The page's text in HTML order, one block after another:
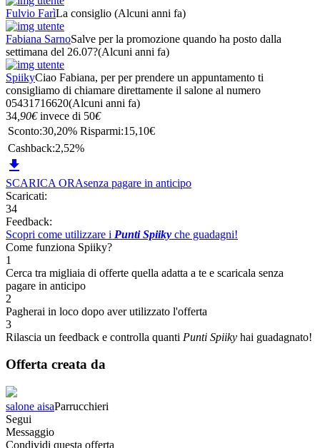
Fulvio FarìLa consiglio (Alcuni anni fa)
Fabiana SarnoSalve per la promozione quando ha posto dalla
settimana del 26.07?(Alcuni anni fa)
SpiikyCiao Fabiana, per per prendere un appuntamento ti
consigliamo di chiamare direttamente il salone al numero
05431716620(Alcuni anni fa)
34 ,90€ invece di 50€
Sconto:30,20% Risparmi:15,10€
Cashback:2,52%

SCARICA ORAsenza pagare in anticipo
Scaricati:
34
Feedback:
Scopri come utilizzare i Punti Spiiky che guadagni!
Come funziona Spiiky?
1
Cerca tra migliaia di offerte quella adatta a te e scaricala senza
pagare in anticipo
2
Pagherai in loco dopo aver utilizzato l'offerta
3
Rilascia un feedback e controlla quanti Punti Spiiky hai guadagnato!
Offerta creata da
salone aisaParrucchieri
Segui
Messaggio
Condividi questa offerta